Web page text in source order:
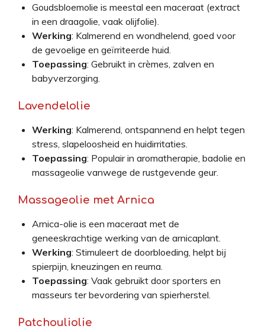
Goudsbloemolie is meestal een maceraat (extract
in een draagolie, vaak olijfolie).
Werking: Kalmerend en wondhelend, goed voor
de gevoelige en geïrriteerde huid.
Toepassing: Gebruikt in crèmes, zalven en
babyverzorging.
Lavendelolie
Werking: Kalmerend, ontspannend en helpt tegen
stress, slapeloosheid en huidirritaties.
Toepassing: Populair in aromatherapie, badolie en
massageolie vanwege de rustgevende geur.
Massageolie met Arnica
Arnica-olie is een maceraat met de
geneeskrachtige werking van de arnicaplant.
Werking: Stimuleert de doorbloeding, helpt bij
spierpijn, kneuzingen en reuma.
Toepassing: Vaak gebruikt door sporters en
masseurs ter bevordering van spierherstel.
Patchouliolie